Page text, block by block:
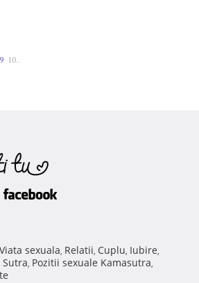
9 10..
Viata sexuala, Relatii, Cuplu, Iubire,
Sutra, Pozitii sexuale Kamasutra,